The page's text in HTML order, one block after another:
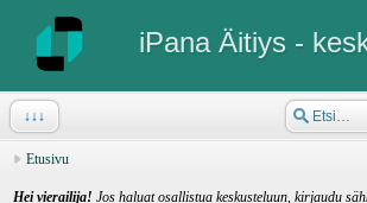
iPana Äitiys -
↓↓↓
Etusivu
Hei vierailija! Jos haluat osallistua keskusteluun, kirjaudu